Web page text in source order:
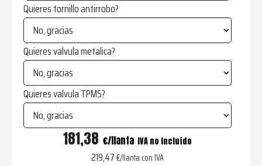
Quieres tornillo antirrobo?
Quieres valvula metalica?
Quieres valvula TPMS?
181,38 € IVA no incluído
219,47€/llanta con IVA